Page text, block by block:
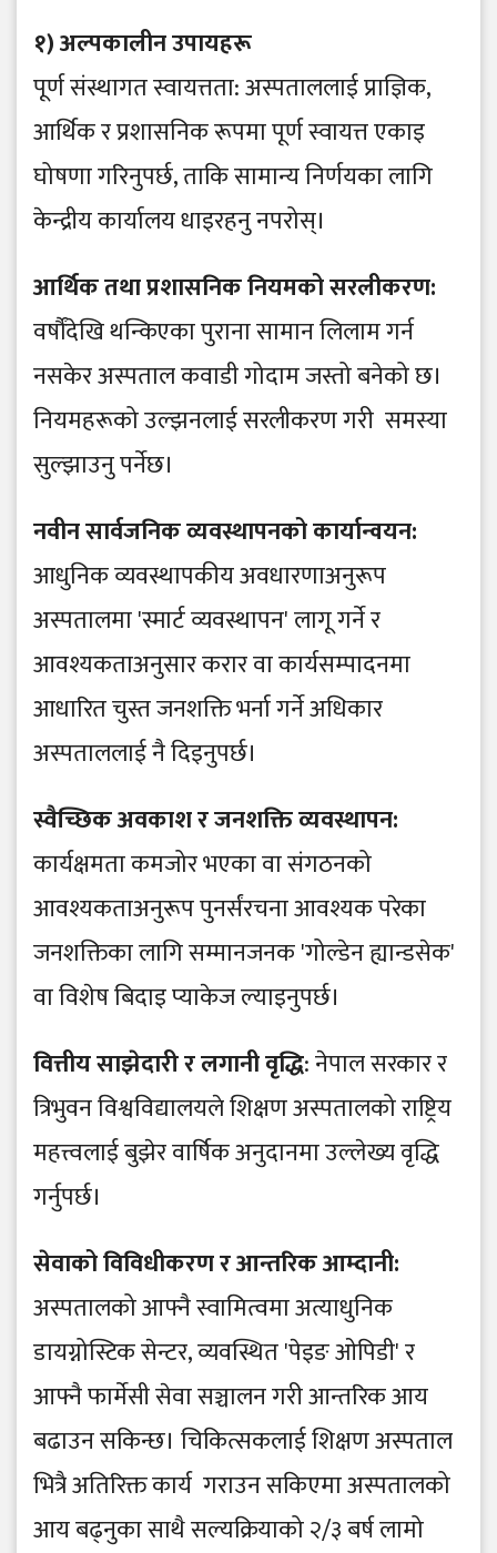
​१) अल्पकालीन उपायहरू
​पूर्ण संस्थागत स्वायत्तता: अस्पताललाई प्राज्ञिक,
आर्थिक र प्रशासनिक रूपमा पूर्ण स्वायत्त एकाइ
घोषणा गरिनुपर्छ, ताकि सामान्य निर्णयका लागि
केन्द्रीय कार्यालय धाइरहनु नपरोस्।
​आर्थिक तथा प्रशासनिक नियमको सरलीकरण:
वर्षौंदेखि थन्किएका पुराना सामान लिलाम गर्न
नसकेर अस्पताल कवाडी गोदाम जस्तो बनेको छ।
नियमहरूको उल्झनलाई सरलीकरण गरी समस्या
सुल्झाउनु पर्नेछ।
​नवीन सार्वजनिक व्यवस्थापनको कार्यान्वयन:
आधुनिक व्यवस्थापकीय अवधारणाअनुरूप
अस्पतालमा 'स्मार्ट व्यवस्थापन' लागू गर्ने र
आवश्यकताअनुसार करार वा कार्यसम्पादनमा
आधारित चुस्त जनशक्ति भर्ना गर्ने अधिकार
अस्पताललाई नै दिइनुपर्छ।
​स्वैच्छिक अवकाश र जनशक्ति व्यवस्थापन:
कार्यक्षमता कमजोर भएका वा संगठनको
आवश्यकताअनुरूप पुनर्संरचना आवश्यक परेका
जनशक्तिका लागि सम्मानजनक 'गोल्डेन ह्यान्डसेक'
वा विशेष बिदाइ प्याकेज ल्याइनुपर्छ।
वित्तीय साझेदारी र लगानी वृद्धि: नेपाल सरकार र
त्रिभुवन विश्वविद्यालयले शिक्षण अस्पतालको राष्ट्रिय
महत्त्वलाई बुझेर वार्षिक अनुदानमा उल्लेख्य वृद्धि
गर्नुपर्छ।
​सेवाको विविधीकरण र आन्तरिक आम्दानी:
अस्पतालको आफ्नै स्वामित्वमा अत्याधुनिक
डायग्नोस्टिक सेन्टर, व्यवस्थित 'पेइङ ओपिडी' र
आफ्नै फार्मेसी सेवा सञ्चालन गरी आन्तरिक आय
बढाउन सकिन्छ। चिकित्सकलाई शिक्षण अस्पताल
भित्रै अतिरिक्त कार्य गराउन सकिएमा अस्पतालको
आय बढ्नुका साथै सल्यक्रियाको २/३ बर्ष लामो